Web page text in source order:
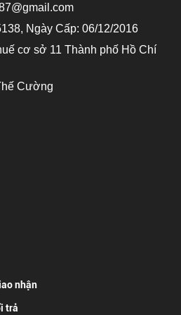
Ngày Cấp: 06/12/2016
cơ sở 11 Thành phố Hồ Chí
Cường
nhận
trả